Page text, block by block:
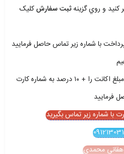
و روي گزينهثبت سفارشکليک
با شماره زير تماس حاصل فرماييد
براي خريد کارت به کارت و تلفني مبلغ اکانت را + ۱۰ درصد به شماره کارت
فرماييد
با شماره زیر تماس بگیرید
محمدي